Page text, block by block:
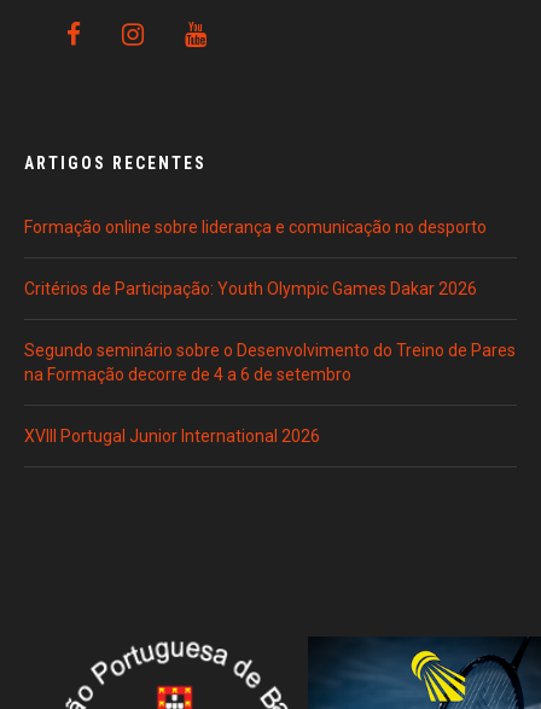
ARTIGOS RECENTES
Formação online sobre liderança e comunicação no desporto
Critérios de Participação: Youth Olympic Games Dakar 2026
Segundo seminário sobre o Desenvolvimento do Treino de Pares
na Formação decorre de 4 a 6 de setembro
XVIII Portugal Junior International 2026